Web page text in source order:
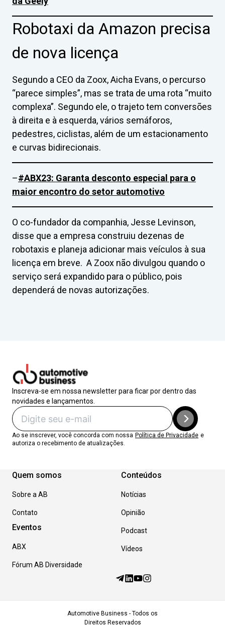
Robotaxi da Amazon precisa
de nova licença
Segundo a CEO da Zoox, Aicha Evans, o percurso
“parece simples”, mas se trata de uma rota “muito
complexa”. Segundo ele, o trajeto tem conversões
à direita e à esquerda, vários semáforos,
pedestres, ciclistas, além de um estacionamento
e curvas bidirecionais.
–#ABX23: Garanta desconto especial para o
maior encontro do setor automotivo
O co-fundador da companhia, Jesse Levinson,
disse que a empresa construiu dezenas de
robotaxis e planeja adicionar mais veículos à sua
licença em breve. A Zoox não divulgou quando o
serviço será expandido para o público, pois
dependerá de novas autorizações.
Inscreva-se em nossa newsletter para ficar por dentro das
novidades e lançamentos.
Ao se inscrever, você concorda com nossa Política de Privacidade e
autoriza o recebimento de atualizações.
Quem somos
Sobre a AB
Contato
Eventos
ABX
Fórum AB Diversidade
Conteúdos
Notícias
Opinião
Podcast
Vídeos
Automotive Business - Todos os
Direitos Reservados